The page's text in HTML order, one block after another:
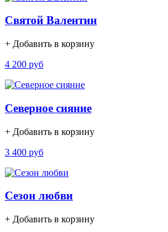
Святой Валентин
+ Добавить в корзину
4 200 руб
Северное сияние
+ Добавить в корзину
3 400 руб
Сезон любви
+ Добавить в корзину